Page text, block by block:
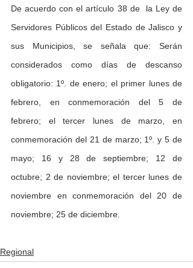
De acuerdo con el artículo 38 de  la Ley de
Servidores Públicos del Estado de Jalisco y
sus Municipios, se señala que: Serán
considerados como días de descanso
obligatorio: 1º. de enero; el primer lunes de
febrero, en conmemoración del 5 de
febrero; el tercer lunes de marzo, en
conmemoración del 21 de marzo; 1º. y 5 de
mayo; 16 y 28 de septiembre; 12 de
octubre; 2 de noviembre; el tercer lunes de
noviembre en conmemoración del 20 de
noviembre; 25 de diciembre.
Regional